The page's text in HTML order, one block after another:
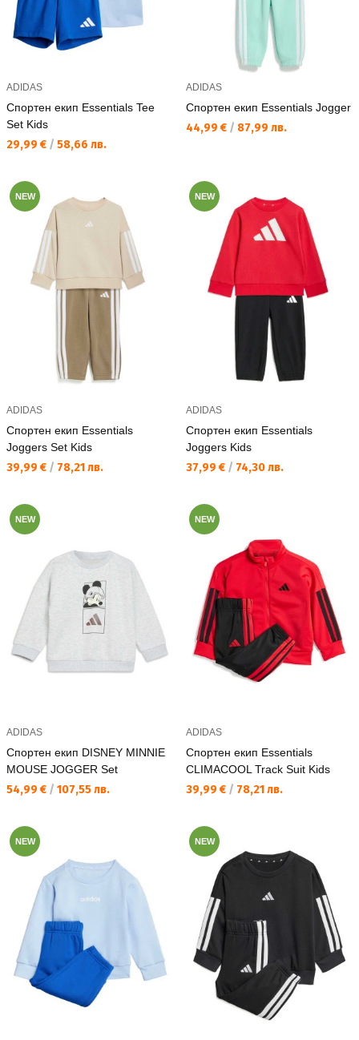
ADIDAS
Спортен екип Essentials Tee
Set Kids
Текуща цена:
29,99 € / 58,66 лв.
ADIDAS
Спортен екип Essentials Jogger
Текуща цена:
44,99 € / 87,99 лв.
NEW
ADIDAS
Спортен екип Essentials
Joggers Set Kids
Текуща цена:
39,99 € / 78,21 лв.
NEW
ADIDAS
Спортен екип Essentials
Joggers Kids
Текуща цена:
37,99 € / 74,30 лв.
NEW
ADIDAS
Спортен екип DISNEY MINNIE
MOUSE JOGGER Set
Текуща цена:
54,99 € / 107,55 лв.
NEW
ADIDAS
Спортен екип Essentials
CLIMACOOL Track Suit Kids
Текуща цена:
39,99 € / 78,21 лв.
NEW NEW